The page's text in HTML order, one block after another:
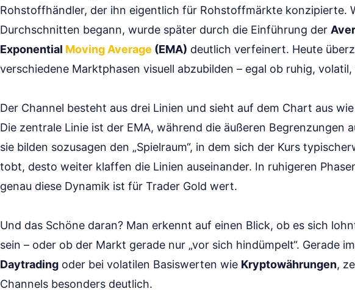
Rohstoffhändler, der ihn eigentlich für Rohstoffmärkte konzipierte.
Durchschnitten begann, wurde später durch die Einführung der
Exponential Moving Average (EMA) deutlich verfeinert. Heute
verschiedene Marktphasen visuell abzubilden – egal ob ruhig,
Der Channel besteht aus drei Linien und sieht auf dem Chart aus
Die zentrale Linie ist der EMA, während die äußeren Begrenzungen
sie bilden sozusagen den „Spielraum“, in dem sich der Kurs
tobt, desto weiter klaffen die Linien auseinander. In ruhigeren
genau diese Dynamik ist für Trader Gold wert.
Und das Schöne daran? Man erkennt auf einen Blick, ob es sich
sein – oder ob der Markt gerade nur „vor sich hindümpelt“. Gerade
Daytrading oder bei volatilen Basiswerten wie Kryptowährungen,
Channels besonders deutlich.